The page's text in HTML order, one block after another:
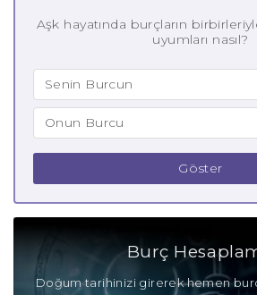
Aşk hayatında burçların
uyumları nasıl?
Göster
Burç
Doğum tarihinizi girerek hemen